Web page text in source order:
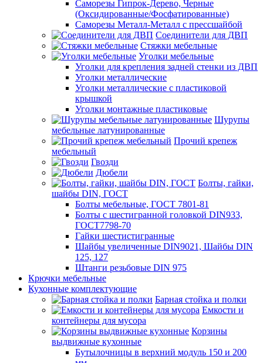
Саморезы Гипрок-Дерево, Черные
(Оксидированные/Фосфатированные)
Саморезы Металл-Металл с прессшайбой
Соединители для ДВП
Стяжки мебельные
Уголки мебельные
Уголки для крепления задней стенки из ДВП
Уголки металлические
Уголки металлические с пластиковой
крышкой
Уголки монтажные пластиковые
Шурупы
мебельные латунированные
Прочий крепеж
мебельный
Гвозди
Дюбели
Болты, гайки,
шайбы DIN, ГОСТ
Болты мебельные, ГОСТ 7801-81
Болты с шестигранной головкой DIN933,
ГОСТ7798-70
Гайки шестистигранные
Шайбы увеличенные DIN9021, Шайбы DIN
125, 127
Штанги резьбовые DIN 975
Крючки мебельные
Кухонные комплектующие
Барная стойка и полки
Емкости и
контейнеры для мусора
Корзины
выдвижные кухонные
Бутылочницы в верхний модуль 150 и 200